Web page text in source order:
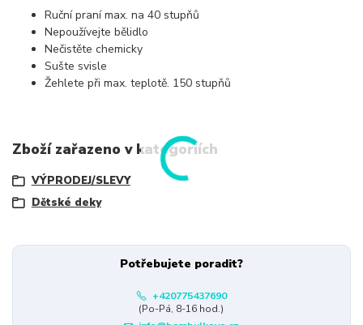
Ruční praní max. na 40 stupňů
Nepoužívejte bělidlo
Nečistěte chemicky
Sušte svisle
Žehlete při max. teplotě. 150 stupňů
Zboží zařazeno v kategoriích
VÝPRODEJ/SLEVY
Dětské deky
Potřebujete poradit?
+420775437690
(Po-Pá, 8-16 hod.)